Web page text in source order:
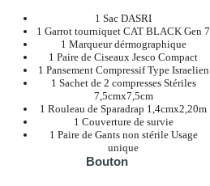
1 Sac DASRI
1 Garrot tourniquet CAT BLACK Gen 7
1 Marqueur dérmographique
1 Paire de Ciseaux Jesco Compact
1 Pansement Compressif Type Israelien
1 Sachet de 2 compresses Stériles
7,5cmx7,5cm
1 Rouleau de Sparadrap 1,4cmx2,20m
1 Couverture de survie
1 Paire de Gants non stérile Usage
unique
Bouton